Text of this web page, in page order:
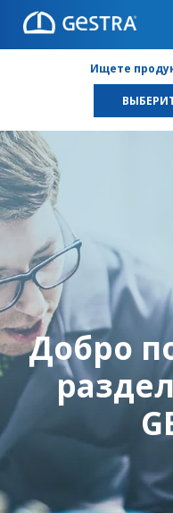
Ищете
ВАКАНСИИ
Добро